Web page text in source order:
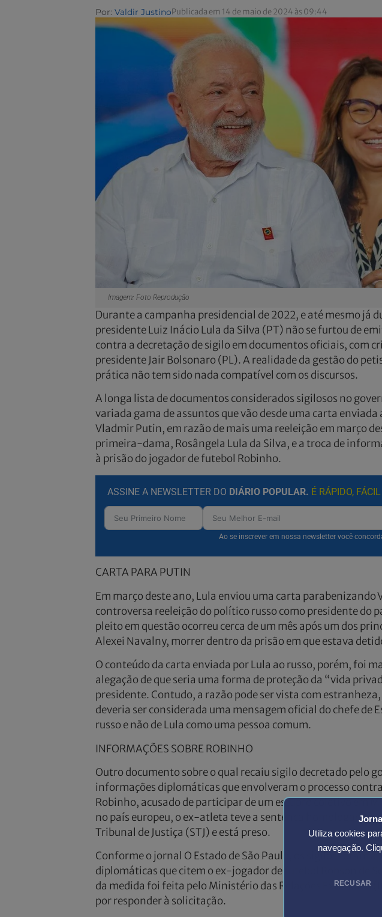
Utiliza cookies
navegação.
RECUSAR
Por: Valdir JustinoPublicada em 14 de maio de 2024 às 09:44
Imagem: Foto Reprodução
Durante a campanha presidencial de 2022, e até mesmo já
presidente Luiz Inácio Lula da Silva (PT) não se furtou de
contra a decretação de sigilo em documentos oficiais, com
presidente Jair Bolsonaro (PL). A realidade da gestão do
prática não tem sido nada compatível com os discursos.
A longa lista de documentos considerados sigilosos no
variada gama de assuntos que vão desde uma carta enviada
Vladmir Putin, em razão de mais uma reeleição em março
primeira-dama, Rosângela Lula da Silva, e a troca de
à prisão do jogador de futebol Robinho.
ASSINE A NEWSLETTER DO DIÁRIO POPULAR. É RÁPIDO,
Ao se inscrever em nossa newsletter você
CARTA PARA PUTIN
Em março deste ano, Lula enviou uma carta parabenizando
controversa reeleição do político russo como presidente do
pleito em questão ocorreu cerca de um mês após um dos
Alexei Navalny, morrer dentro da prisão em que estava
O conteúdo da carta enviada por Lula ao russo, porém, foi
alegação de que seria uma forma de proteção da “vida
presidente. Contudo, a razão pode ser vista com
deveria ser considerada uma mensagem oficial do chefe de
russo e não de Lula como uma pessoa comum.
INFORMAÇÕES SOBRE ROBINHO
Outro documento sobre o qual recaiu sigilo decretado pelo
informações diplomáticas que envolveram o processo
Robinho, acusado de participar de um estupro coletivo em
no país europeu, o ex-atleta teve a sentença homologada no
Tribunal de Justiça (STJ) e está preso.
Conforme o jornal O Estado de São Paulo, os sigilos foram
diplomáticas que citem o ex-jogador de futebol Robson de
da medida foi feita pelo Ministério das Relações Exteriores
por responder à solicitação.